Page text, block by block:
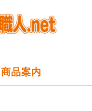
商品案内